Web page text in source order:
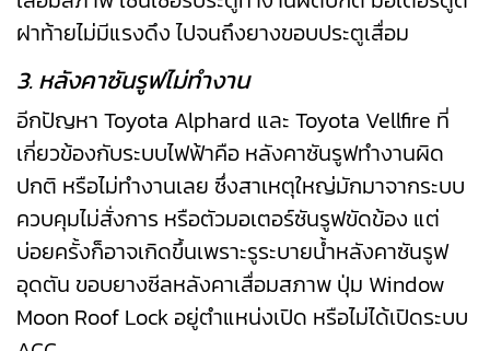
ฝาท้ายไม่มีแรงดึง ไปจนถึงยางขอบประตูเสื่อม
3. หลังคาซันรูฟไม่ทำงาน
อีกปัญหา Toyota Alphard และ Toyota Vellfire ที่
เกี่ยวข้องกับระบบไฟฟ้าคือ หลังคาซันรูฟทำงานผิด
ปกติ หรือไม่ทำงานเลย ซึ่งสาเหตุใหญ่มักมาจากระบบ
ควบคุมไม่สั่งการ หรือตัวมอเตอร์ซันรูฟขัดข้อง แต่
บ่อยครั้งก็อาจเกิดขึ้นเพราะรูระบายน้ำหลังคาซันรูฟ
อุดตัน ขอบยางซีลหลังคาเสื่อมสภาพ ปุ่ม Window
Moon Roof Lock อยู่ตำแหน่งเปิด หรือไม่ได้เปิดระบบ